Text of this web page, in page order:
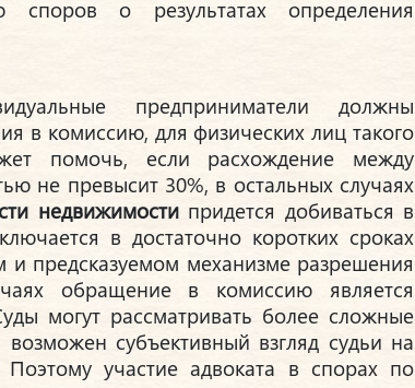
о результатах определения
предприниматели должны
в комиссию, для физических лиц такого
помочь, если расхождение между
не превысит 30%, в остальных случаях
недвижимостипридется добиваться в
в достаточно коротких сроках
предсказуемом механизме разрешения
обращение в комиссию является
могут рассматривать более сложные
субъективный взгляд судьи на
Поэтому участие адвоката в спорах по